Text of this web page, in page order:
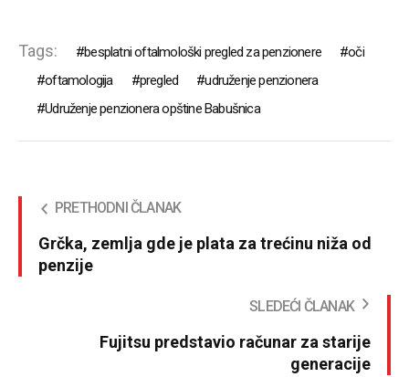
Tags: besplatni oftalmološki pregled za penzionere
oči
oftamologija
pregled
udruženje penzionera
Udruženje penzionera opštine Babušnica
PRETHODNI ČLANAK
Grčka, zemlja gde je plata za trećinu niža od
penzije
SLEDEĆI ČLANAK
Fujitsu predstavio računar za starije
generacije